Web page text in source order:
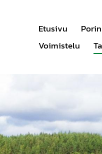
Etusivu
Voimistelu